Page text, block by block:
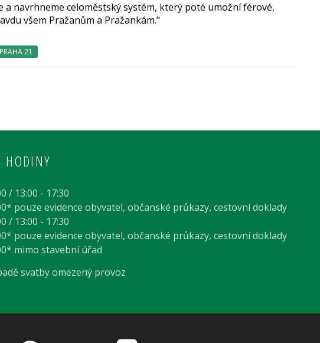
navrhneme celoměstský systém, který poté umožní férové,
všem Pražanům a Pražankám."
21
HODINY
/ 13:00 - 17:30
pouze evidence obyvatel, občanské průkazy, cestovní doklady
/ 13:00 - 17:30
pouze evidence obyvatel, občanské průkazy, cestovní doklady
mimo stavební úřad
svatby omezený provoz